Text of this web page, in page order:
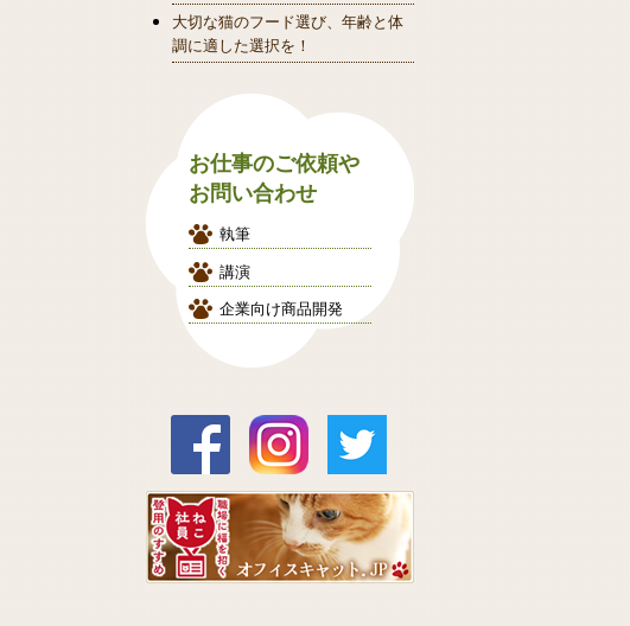
大切な猫のフード選び、年齢と体
調に適した選択を！
お仕事のご依頼や
お問い合わせ
執筆
講演
企業向け商品開発